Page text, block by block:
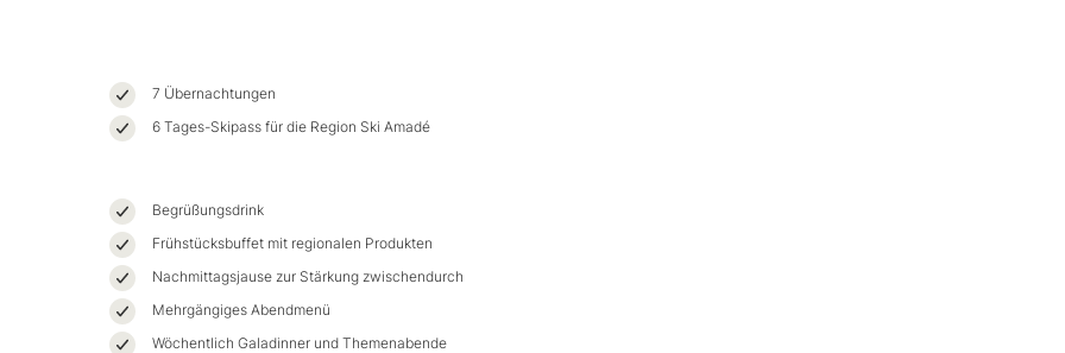
7 Übernachtungen
6 Tages-Skipass für die Region Ski Amadé
Begrüßungsdrink
Frühstücksbuffet mit regionalen Produkten
Nachmittagsjause zur Stärkung zwischendurch
Mehrgängiges Abendmenü
Wöchentlich Galadinner und Themenabende